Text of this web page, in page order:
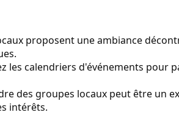
proposent une ambiance
les calendriers d'événements pour
des groupes locaux peut être un
intérêts.